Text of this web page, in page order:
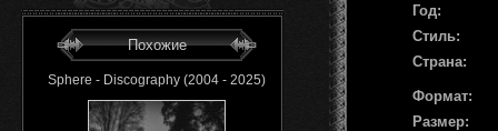
Похожие
Sphere - Discography (2004 - 2025)
Год:
Стиль:
Страна:
Формат:
Размер: